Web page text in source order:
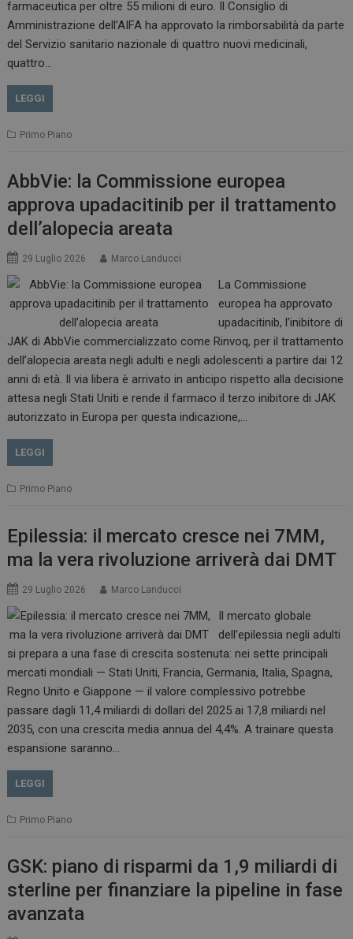
farmaceutica per oltre 55 milioni di euro. Il Consiglio di
Amministrazione dell’AIFA ha approvato la rimborsabilità da parte
del Servizio sanitario nazionale di quattro nuovi medicinali,
quattro…
LEGGI
Primo Piano
AbbVie: la Commissione europea
approva upadacitinib per il trattamento
dell’alopecia areata
29 Luglio 2026 Marco Landucci
La Commissione
europea ha approvato
upadacitinib, l’inibitore di
JAK di AbbVie commercializzato come Rinvoq, per il trattamento
dell’alopecia areata negli adulti e negli adolescenti a partire dai 12
anni di età. Il via libera è arrivato in anticipo rispetto alla decisione
attesa negli Stati Uniti e rende il farmaco il terzo inibitore di JAK
autorizzato in Europa per questa indicazione,…
LEGGI
Primo Piano
Epilessia: il mercato cresce nei 7MM,
ma la vera rivoluzione arriverà dai DMT
29 Luglio 2026 Marco Landucci
Il mercato globale
dell’epilessia negli adulti
si prepara a una fase di crescita sostenuta: nei sette principali
mercati mondiali — Stati Uniti, Francia, Germania, Italia, Spagna,
Regno Unito e Giappone — il valore complessivo potrebbe
passare dagli 11,4 miliardi di dollari del 2025 ai 17,8 miliardi nel
2035, con una crescita media annua del 4,4%. A trainare questa
espansione saranno…
LEGGI
Primo Piano
GSK: piano di risparmi da 1,9 miliardi di
sterline per finanziare la pipeline in fase
avanzata
VISITOR_INFO1_LIVE
Google LLC
.youtube.com
5